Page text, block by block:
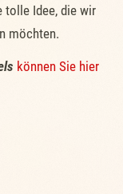
tolle Idee, die wir
möchten.
können Sie hier